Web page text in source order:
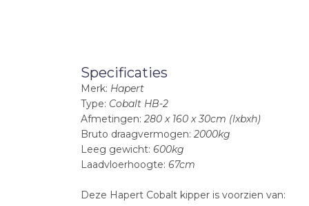
Specificaties
Merk: Hapert
Type: Cobalt HB-2
Afmetingen: 280 x 160 x 30cm (lxbxh)
Bruto draagvermogen: 2000kg
Leeg gewicht: 600kg
Laadvloerhoogte: 67cm
Deze Hapert Cobalt kipper is voorzien van: